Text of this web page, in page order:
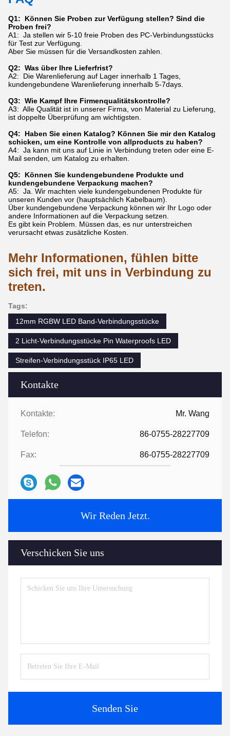
Kontakte
Kontakte: Mr. Wang
Telefon: 86-0755-28227709
Fax: 86-0755-28227709
Wir Reden Jetzt.
Verschicken Sie uns
Senden Sie
Q1: Können Sie Proben zur Verfügung stellen? Sind die
Proben frei?
A1: Ja stellen wir 5-10 freie Proben des PC-Verbindungsstücks
für Test zur Verfügung.
Aber Sie müssen für die Versandkosten zahlen.
Q2: Was über Ihre Lieferfrist?
A2: Die Warenlieferung auf Lager innerhalb 1 Tages,
kundengebundene Warenlieferung innerhalb 5-7days.
Q3: Wie Kampf Ihre Firmenqualitätskontrolle?
A3: Alle Qualität ist in unserer Firma, von Material zu Lieferung,
ist doppelte Überprüfung am wichtigsten.
Q4: Haben Sie einen Katalog? Können Sie mir den Katalog
schicken, um eine Kontrolle von allproducts zu haben?
A4: Ja kann mit uns auf Linie in Verbindung treten oder eine E-
Mail senden, um Katalog zu erhalten.
Q5: Können Sie kundengebundene Produkte und
kundengebundene Verpackung machen?
A5: Ja. Wir machten viele kundengebundenen Produkte für
unseren Kunden vor (hauptsächlich Kabelbaum).
Über kundengebundene Verpackung können wir Ihr Logo oder
andere Informationen auf die Verpackung setzen.
Es gibt kein Problem. Müssen das, es nur unterstreichen
verursacht etwas zusätzliche Kosten.
Mehr Informationen, fühlen bitte
sich frei, mit uns in Verbindung zu
treten.
Tags:
12mm RGBW LED Band-Verbindungsstücke
2 Licht-Verbindungsstücke Pin Waterproofs LED
Streifen-Verbindungsstück IP65 LED